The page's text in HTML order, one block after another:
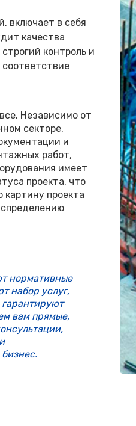
Независимо от
секторе,
и
работ,
имеет
проекта, что
проекта
нормативные
набор услуг,
вам прямые,
включает в себя
качества
контроль и
соответствие